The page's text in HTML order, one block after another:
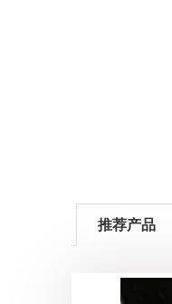
推荐产品